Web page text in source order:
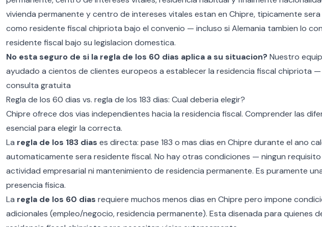
vivienda permanente y centro de intereses vitales estan en Chipre, tipicamente
como residente fiscal chipriota bajo el convenio — incluso si Alemania tambien lo
residente fiscal bajo su legislacion domestica.
No esta seguro de si la regla de los 60 dias aplica a su situacion? Nuestro
ayudado a cientos de clientes europeos a establecer la residencia fiscal chipriota —
consulta gratuita
Regla de los 60 dias vs. regla de los 183 dias: Cual deberia elegir?
Chipre ofrece dos vias independientes hacia la residencia fiscal. Comprender las
esencial para elegir la correcta.
La regla de los 183 dias es directa: pase 183 o mas dias en Chipre durante el ano
automaticamente sera residente fiscal. No hay otras condiciones — ningun requisito
actividad empresarial ni mantenimiento de residencia permanente. Es puramente
presencia fisica.
La regla de los 60 dias requiere muchos menos dias en Chipre pero impone
adicionales (empleo/negocio, residencia permanente). Esta disenada para quienes